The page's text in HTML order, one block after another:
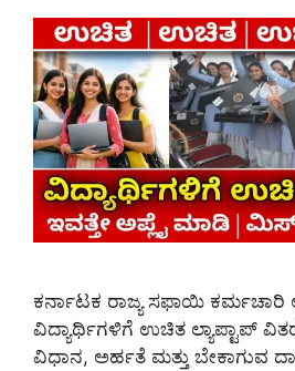
ಕರ್ನಾಟಕ ರಾಜ್ಯ ಸಫಾಯಿ ಕರ್ಮಚಾರಿ
ವಿದ್ಯಾರ್ಥಿಗಳಿಗೆ ಉಚಿತ ಲ್ಯಾಪ್ಟಾಪ್
ವಿಧಾನ, ಅರ್ಹತೆ ಮತ್ತು ಬೇಕಾಗುವ